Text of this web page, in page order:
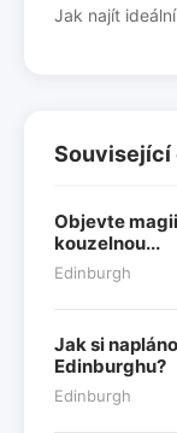
Jak najít
Související
Objevte
kouzelnou...
Edinburgh
Jak si
Edinburghu?
Edinburgh